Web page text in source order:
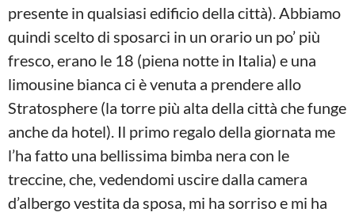
presente in qualsiasi edificio della città). Abbiamo
quindi scelto di sposarci in un orario un po’ più
fresco, erano le 18 (piena notte in Italia) e una
limousine bianca ci è venuta a prendere allo
Stratosphere (la torre più alta della città che funge
anche da hotel). Il primo regalo della giornata me
l’ha fatto una bellissima bimba nera con le
treccine, che, vedendomi uscire dalla camera
d’albergo vestita da sposa, mi ha sorriso e mi ha